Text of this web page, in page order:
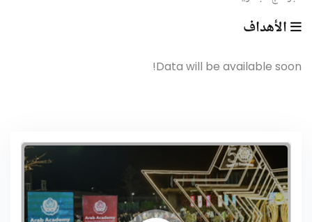
الأهداف
Data will be available soon!